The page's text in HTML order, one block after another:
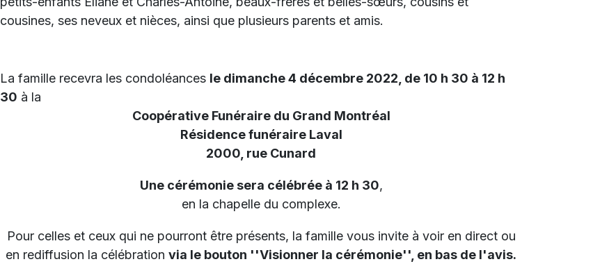
cousines, ses neveux et nièces, ainsi que plusieurs parents et amis.
La famille recevra les condoléances le dimanche 4 décembre 2022, de 10 h 30 à 12 h
30 à la
Coopérative Funéraire du Grand Montréal
Résidence funéraire Laval
2000, rue Cunard
Une cérémonie sera célébrée à 12 h 30,
en la chapelle du complexe.
Pour celles et ceux qui ne pourront être présents, la famille vous invite à voir en direct ou
en rediffusion la célébration via le bouton ''Visionner la cérémonie'', en bas de l'avis.